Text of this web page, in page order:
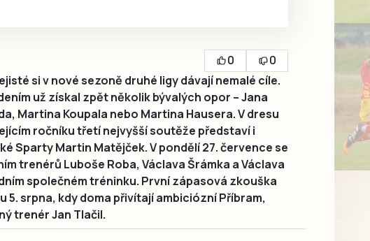
0
0
si v nové sezoně druhé ligy dávají nemalé cíle.
už získal zpět několik bývalých opor – Jana
Martina Koupala nebo Martina Hausera. V dresu
ročníku třetí nejvyšší soutěže představí i
Sparty Martin Matějček. V pondělí 27. července se
trenérů Luboše Roba, Václava Šrámka a Václava
společném tréninku. První zápasová zkouška
5. srpna, kdy doma přivítají ambiciózní Příbram,
trenér Jan Tlačil.